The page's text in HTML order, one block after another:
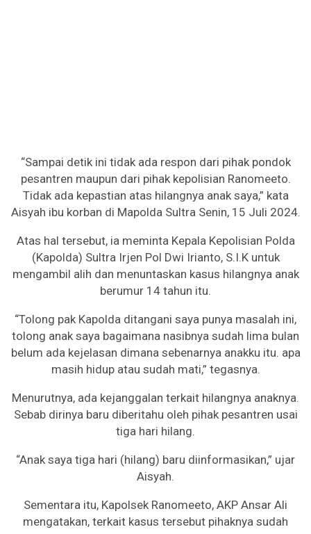
“Sampai detik ini tidak ada respon dari pihak pondok
pesantren maupun dari pihak kepolisian Ranomeeto.
Tidak ada kepastian atas hilangnya anak saya,” kata
Aisyah ibu korban di Mapolda Sultra Senin, 15 Juli 2024.
Atas hal tersebut, ia meminta Kepala Kepolisian Polda
(Kapolda) Sultra Irjen Pol Dwi Irianto, S.I.K untuk
mengambil alih dan menuntaskan kasus hilangnya anak
berumur 14 tahun itu.
“Tolong pak Kapolda ditangani saya punya masalah ini,
tolong anak saya bagaimana nasibnya sudah lima bulan
belum ada kejelasan dimana sebenarnya anakku itu. apa
masih hidup atau sudah mati,” tegasnya.
Menurutnya, ada kejanggalan terkait hilangnya anaknya.
Sebab dirinya baru diberitahu oleh pihak pesantren usai
tiga hari hilang.
“Anak saya tiga hari (hilang) baru diinformasikan,” ujar
Aisyah.
Sementara itu, Kapolsek Ranomeeto, AKP Ansar Ali
mengatakan, terkait kasus tersebut pihaknya sudah